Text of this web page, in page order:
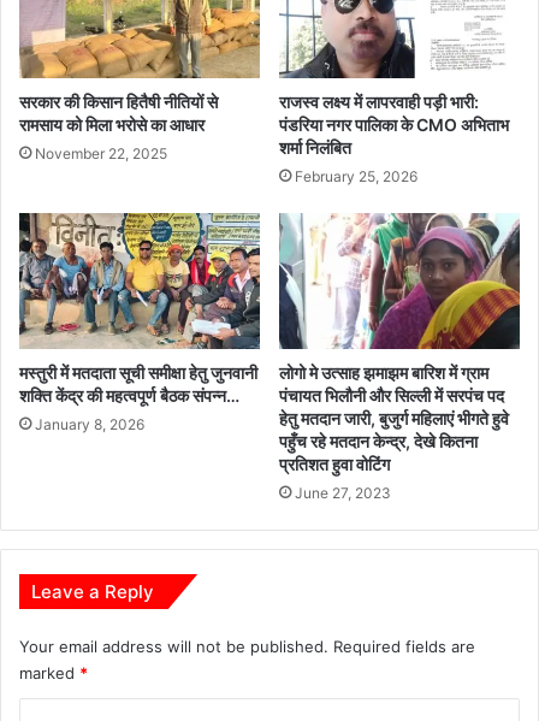
य
ता
रा
शि
जा
मा
र्ग
द
र्श
न
म्मा
न
स
मा
रो
ह
का
भ
व्य
न
सरकार की किसान हितैषी नीतियों से
रामसाय को मिला भरोसे का आधार
November 22, 2025
राजस्व लक्ष्य में लापरवाही पड़ी भारी:
पंडरिया नगर पालिका के CMO अभिताभ
शर्मा निलंबित
February 25, 2026
मस्तुरी में मतदाता सूची समीक्षा हेतु जुनवानी
शक्ति केंद्र की महत्वपूर्ण बैठक संपन्न…
January 8, 2026
लोगो मे उत्साह झमाझम बारिश में ग्राम
पंचायत भिलौनी और सिल्ली में सरपंच पद
हेतु मतदान जारी, बुजुर्ग महिलाएं भीगते हुवे
पहुँच रहे मतदान केन्द्र, देखे कितना
प्रतिशत हुवा वोटिंग
June 27, 2023
Leave a Reply
Your email address will not be published. Required fields are
marked *